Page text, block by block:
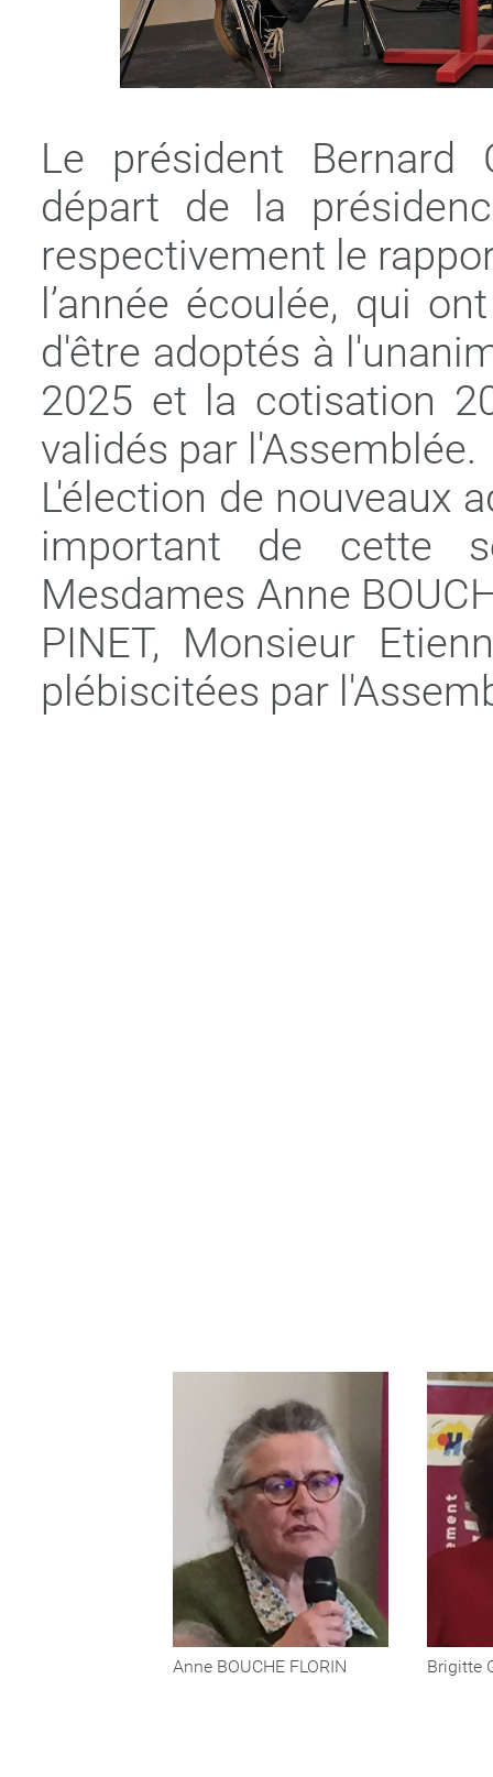
Le président Bernard
départ de la
respectivement le
l’année écoulée, qui
d'être adoptés à
2025 et la cotisation
validés par l'Assemblée.
L'élection de nouveaux
important de cette
Mesdames Anne
PINET, Monsieur
plébiscitées par
Anne BOUCHE FLORIN Brigitte